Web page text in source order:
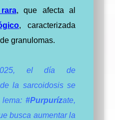
, que afecta al
, caracterizada
granulomas.
el día de
la sarcoidosis se
lema:#Purpurízate,
busca aumentar la